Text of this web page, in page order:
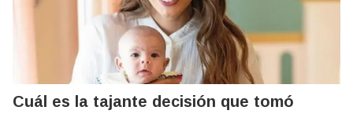
Cuál es la tajante decisión que tomó